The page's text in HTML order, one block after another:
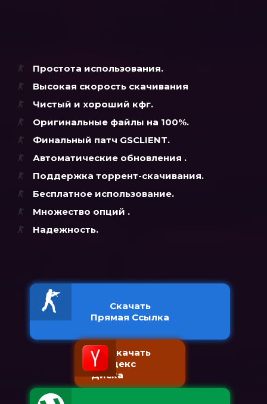
Простота использования.
Высокая скорость скачивания
Чистый и хороший кфг.
Оригинальные файлы на 100%.
Финальный патч GSCLIENT.
Автоматические обновления .
Поддержка торрент-скачивания.
Бесплатное использование.
Множество опций .
Надежность.
Скачать
Прямая Ссылка
Скачать
с Яндекс
Диска